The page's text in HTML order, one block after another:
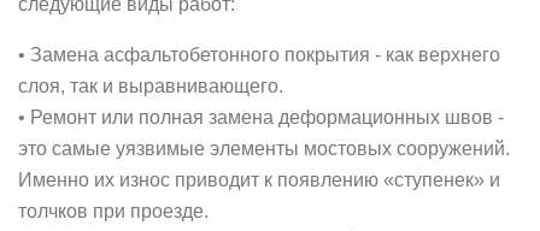
следующие виды работ:
• Замена асфальтобетонного покрытия - как верхнего
слоя, так и выравнивающего.
• Ремонт или полная замена деформационных швов -
это самые уязвимые элементы мостовых сооружений.
Именно их износ приводит к появлению «ступенек» и
толчков при проезде.